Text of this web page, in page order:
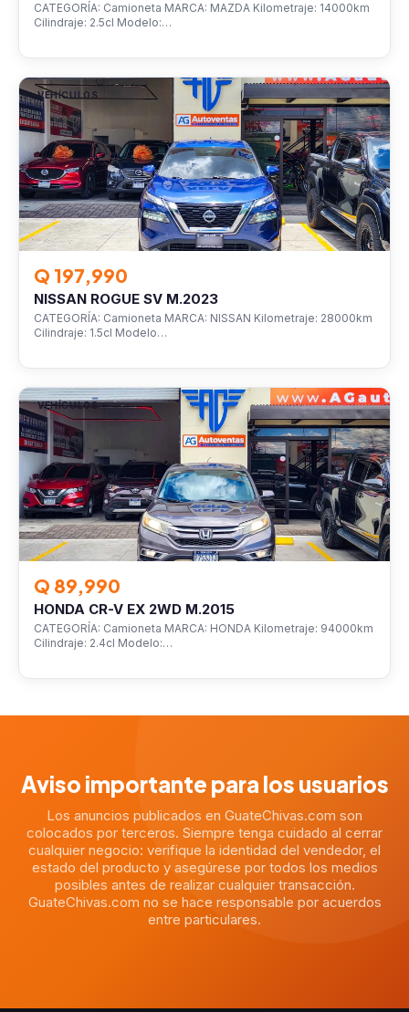
CATEGORÍA: Camioneta MARCA: MAZDA Kilometraje: 14000km
Cilindraje: 2.5cl Modelo:…
VEHÍCULOS
Q 197,990
NISSAN ROGUE SV M.2023
CATEGORÍA: Camioneta MARCA: NISSAN Kilometraje: 28000km
Cilindraje: 1.5cl Modelo…
VEHÍCULOS
Q 89,990
HONDA CR-V EX 2WD M.2015
CATEGORÍA: Camioneta MARCA: HONDA Kilometraje: 94000km
Cilindraje: 2.4cl Modelo:…
Aviso importante para los usuarios
Los anuncios publicados en GuateChivas.com son
colocados por terceros. Siempre tenga cuidado al cerrar
cualquier negocio: verifique la identidad del vendedor, el
estado del producto y asegúrese por todos los medios
posibles antes de realizar cualquier transacción.
GuateChivas.com no se hace responsable por acuerdos
entre particulares.